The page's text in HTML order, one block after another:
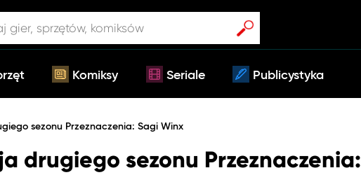
Komiksy Seriale Publicystyka
sezonu Przeznaczenia: Sagi Winx
drugiego sezonu Przeznaczenia: